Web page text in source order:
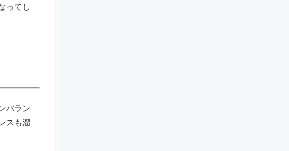
ってし
バラン
スも溜